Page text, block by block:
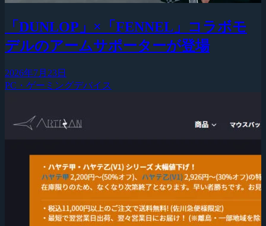
「DUNLOP」×「FENNEL」コラボモ
デルのアームサポーターが登場
2026年7月23日
PC・ゲーミングデバイス